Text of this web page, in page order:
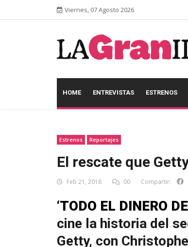
Viernes, 07 Agosto 2026
HOME ENTREVISTAS ESTRENOS
Estrenos Reportajes
El rescate que
Feb 21, 2018 00 Compartir:
‘TODO EL DINERO
cine la historia del
Getty, con